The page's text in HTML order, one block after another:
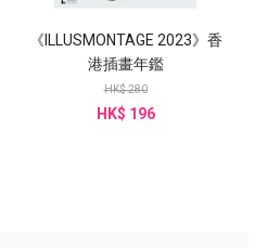
《ILLUSMONTAGE 2023》香
港插畫年鑑
HK$ 280
HK$ 196